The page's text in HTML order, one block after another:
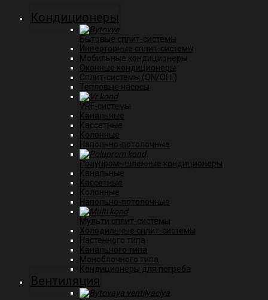
Кондиционеры
Бытовые сплит-системы
Инверторные сплит-системы
Мобильные кондиционеры
Оконные кондиционеры
Сплит-системы (ON/OFF)
Тепловые насосы
VRF-системы
Канальные
Касcетные
Колонные
Напольно-потолочные
Полупромышленные кондиционеры
Канальные
Кассетные
Колонные
Напольно-потолочные
Мульти сплит-системы
Холодильные сплит-системы
Настенного типа
Канального типа
Моноблочного типа
Кондиционеры для погреба
Вентиляция